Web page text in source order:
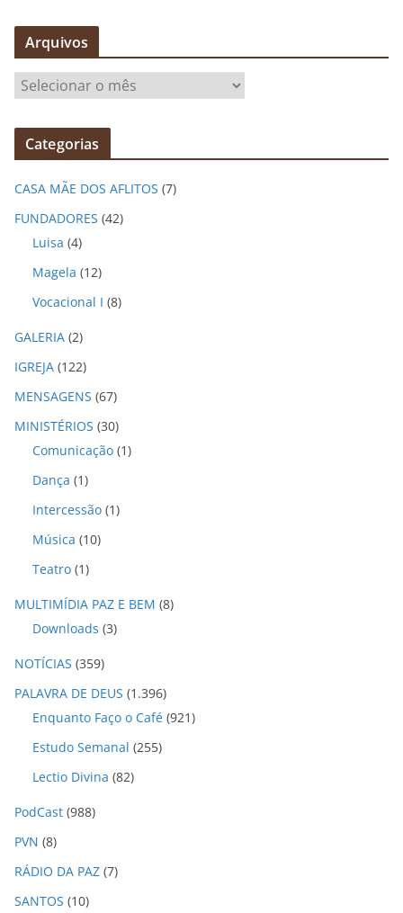
Arquivos
q
v
o
Categorias
CASA MÃE DOS AFLITOS (7)
FUNDADORES (42)
Luisa (4)
Magela (12)
Vocacional I (8)
GALERIA (2)
IGREJA (122)
MENSAGENS (67)
MINISTÉRIOS (30)
Comunicação (1)
Dança (1)
Intercessão (1)
Música (10)
Teatro (1)
MULTIMÍDIA PAZ E BEM (8)
Downloads (3)
NOTÍCIAS (359)
PALAVRA DE DEUS (1.396)
Enquanto Faço o Café (921)
Estudo Semanal (255)
Lectio Divina (82)
PodCast (988)
PVN (8)
RÁDIO DA PAZ (7)
SANTOS (10)